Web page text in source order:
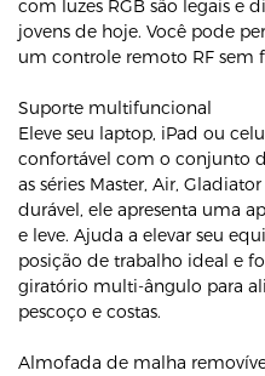
com luzes RGB são legais e
jovens de hoje. Você pode
um controle remoto RF sem
Suporte multifuncional
Eleve seu laptop, iPad ou
confortável com o conjunto
as séries Master, Air,
durável, ele apresenta uma
e leve. Ajuda a elevar seu
posição de trabalho ideal e
giratório multi-ângulo para
pescoço e costas.
Almofada de malha